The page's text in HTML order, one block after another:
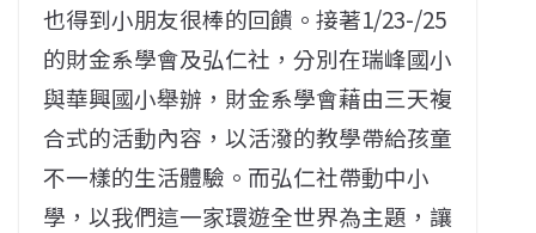
也得到小朋友很棒的回饋。接著1/23-/25
的財金系學會及弘仁社，分別在瑞峰國小
與華興國小舉辦，財金系學會藉由三天複
合式的活動內容，以活潑的教學帶給孩童
不一樣的生活體驗。而弘仁社帶動中小
學，以我們這一家環遊全世界為主題，讓